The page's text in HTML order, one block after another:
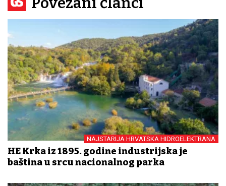
NAJSTARIJA HRVATSKA HIDROELEKTRANA
HE Krka iz 1895. godine industrijska je
baština u srcu nacionalnog parka